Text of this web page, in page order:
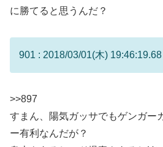
に勝てると思うんだ？
901 : 2018/03/01(木)
>>897
すまん、陽気ガッサでもゲンガー
ー有利なんだが？